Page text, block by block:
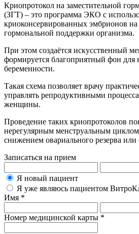
Криопротокол на заместительной
(ЗГТ) – это программа ЭКО с
криоконсервированных эмбрионов
гормональной поддержки организма.
При этом создаётся искусственный
формируется благоприятный фон для
беременности.
Такая схема позволяет врачу
управлять репродуктивными
женщины.
Проведение таких криопротоколов
нерегулярным менструальным
снижением овариального резерва или
Записаться на прием
Я новый пациент
Я уже являюсь пациентом
Имя *
Номер медицинской карты *